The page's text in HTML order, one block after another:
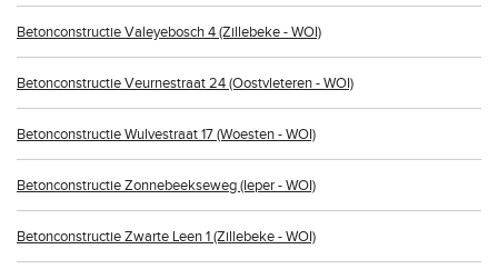
Betonconstructie Valeyebosch 4 (Zillebeke - WOI)
Betonconstructie Veurnestraat 24 (Oostvleteren - WOI)
Betonconstructie Wulvestraat 17 (Woesten - WOI)
Betonconstructie Zonnebeekseweg (Ieper - WOI)
Betonconstructie Zwarte Leen 1 (Zillebeke - WOI)